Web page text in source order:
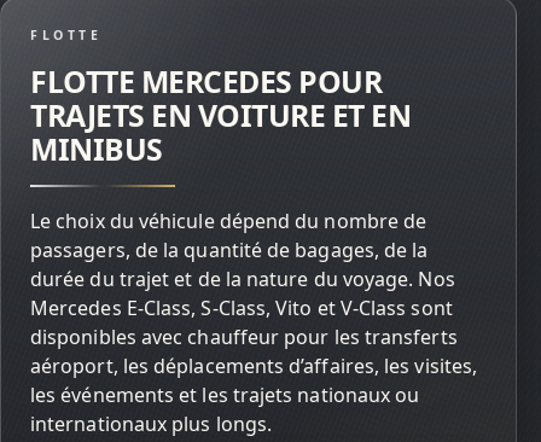
FLOTTE
FLOTTE MERCEDES POUR
TRAJETS EN VOITURE ET EN
MINIBUS
Le choix du véhicule dépend du nombre de
passagers, de la quantité de bagages, de la
durée du trajet et de la nature du voyage. Nos
Mercedes E-Class, S-Class, Vito et V-Class sont
disponibles avec chauffeur pour les transferts
aéroport, les déplacements d’affaires, les visites,
les événements et les trajets nationaux ou
internationaux plus longs.